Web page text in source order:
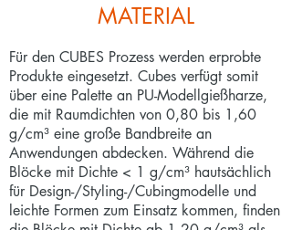
MATERIAL
Für den CUBES Prozess werden erprobte
Produkte eingesetzt. Cubes verfügt somit
über eine Palette an PU-Modellgießharze,
die mit Raumdichten von 0,80 bis 1,60
g/cm³ eine große Bandbreite an
Anwendungen abdecken. Während die
Blöcke mit Dichte < 1 g/cm³ hautsächlich
für Design-/Styling-/Cubingmodelle und
leichte Formen zum Einsatz kommen, finden